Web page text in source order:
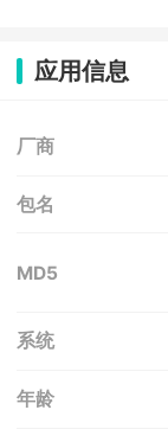
应用信息
厂商
包名
MD5
系统
年龄